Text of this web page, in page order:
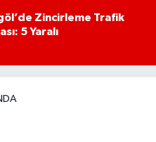
Zincirleme Trafik
5 Yaralı